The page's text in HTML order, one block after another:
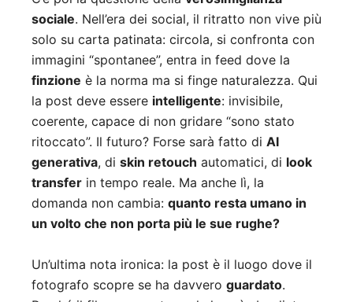
sociale. Nell’era dei social, il ritratto non vive più
solo su carta patinata: circola, si confronta con
immagini “spontanee”, entra in feed dove la
finzione è la norma ma si finge naturalezza. Qui
la post deve essere intelligente: invisibile,
coerente, capace di non gridare “sono stato
ritoccato”. Il futuro? Forse sarà fatto di AI
generativa, di skin retouch automatici, di look
transfer in tempo reale. Ma anche lì, la
domanda non cambia: quanto resta umano in
un volto che non porta più le sue rughe?
Un’ultima nota ironica: la post è il luogo dove il
fotografo scopre se ha davvero guardato.